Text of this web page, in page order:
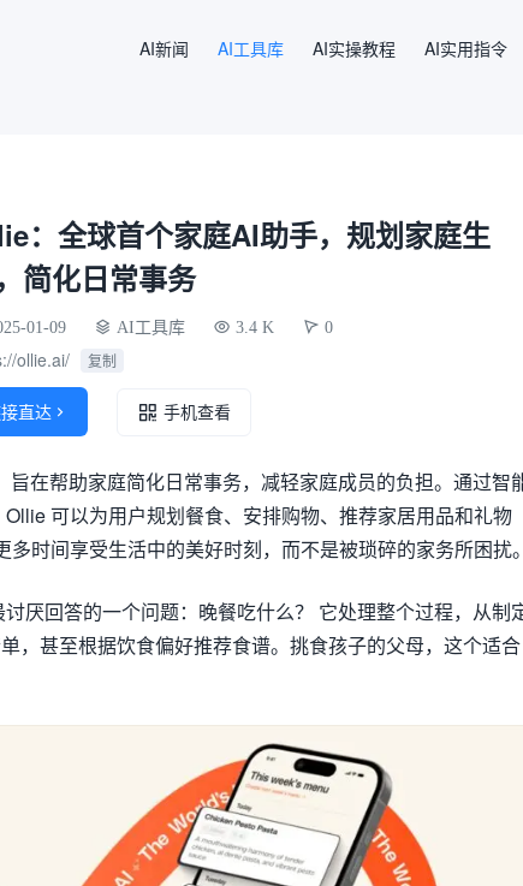
AI新闻 AI工具库 AI实操教程 AI实用指令
：全球首个家庭AI助手，规划家庭生
简化日常事务
01-09 AI工具库 3.4 K 0
ollie.ai/ 复制
直达  手机查看
在帮助家庭简化日常事务，减轻家庭成员的负担。通过智
可以为用户规划餐食、安排购物、推荐家居用品和礼物
多时间享受生活中的美好时刻，而不是被琐碎的家务所困扰
厌回答的一个问题：晚餐吃什么？ 它处理整个过程，从制
，甚至根据饮食偏好推荐食谱。挑食孩子的父母，这个适合